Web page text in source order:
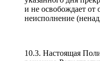
и не освобождает от
неисполнение
10.3. Настоящая